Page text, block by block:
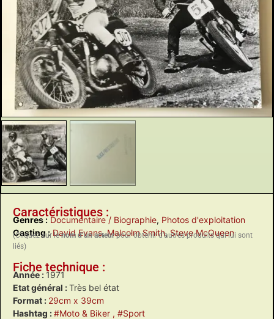
Caractéristiques :
Genres : Documentaire / Biographie, Photos d'exploitation
Casting : David Evans,Malcolm Smith,Steve McQueen
(Cliquez sur lenom d’un acteurpour obtenir d’autres produits qui lui sont
liés)
Fiche technique :
Année : 1971
Etat général :Très bel état
Format : 29cm x 39cm
Hashtag :#Moto & Biker , #Sport